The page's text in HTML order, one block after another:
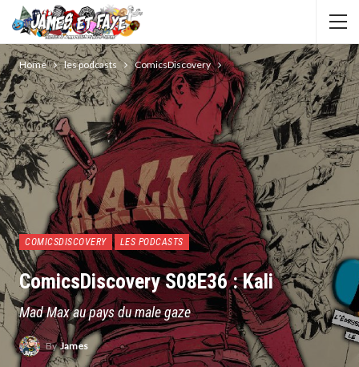
Home les podcasts ComicsDiscovery
COMICSDISCOVERY LES PODCASTS
ComicsDiscovery S08E36 : Kali
Mad Max au pays du male gaze
ByJames